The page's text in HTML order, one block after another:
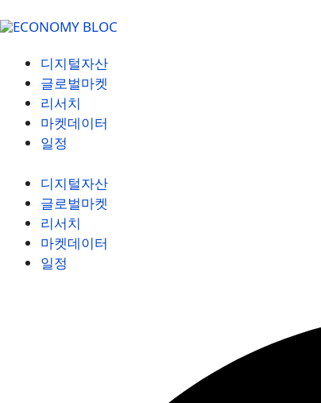
디지털자산
글로벌마켓
리서치
마켓데이터
일정
디지털자산
글로벌마켓
리서치
마켓데이터
일정